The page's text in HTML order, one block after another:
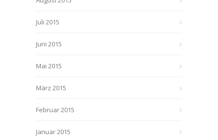
Juli 2015
Juni 2015
Mai 2015
März 2015
Februar 2015
Januar 2015